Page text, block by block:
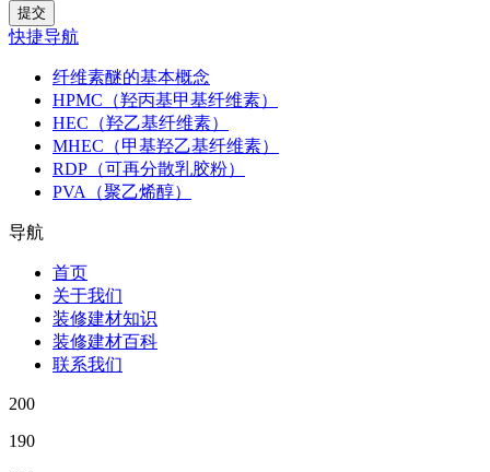
快捷导航
纤维素醚的基本概念
HPMC（羟丙基甲基纤维素）
HEC（羟乙基纤维素）
MHEC（甲基羟乙基纤维素）
RDP（可再分散乳胶粉）
PVA（聚乙烯醇）
导航
首页
关于我们
装修建材知识
装修建材百科
联系我们
200
190